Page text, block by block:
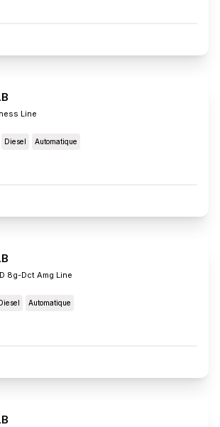
Line
Diesel Automatique
8g-Dct Amg Line
Automatique